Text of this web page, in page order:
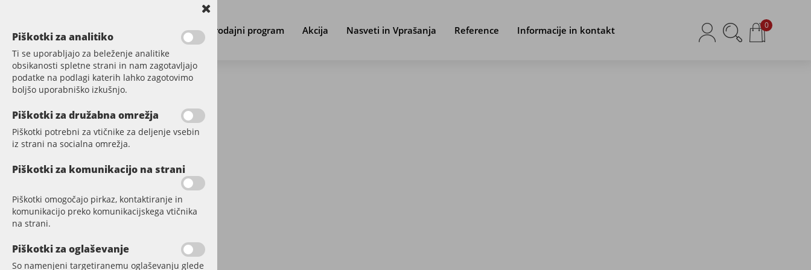
Prodajni program Akcija Nasveti in Vprašanja Reference Informacije in kontakt 0
PARKET
VINIL
DODATNI MATERIAL
TERASE
LETVE
Piškotki za analitiko
Ti se uporabljajo za beleženje analitike
obsikanosti spletne strani in nam zagotavljajo
podatke na podlagi katerih lahko zagotovimo
boljšo uporabniško izkušnjo.
Piškotki za družabna omrežja
Piškotki potrebni za vtičnike za deljenje vsebin
iz strani na socialna omrežja.
Piškotki za komunikacijo na strani
Piškotki omogočajo pirkaz, kontaktiranje in
komunikacijo preko komunikacijskega vtičnika
na strani.
Piškotki za oglaševanje
So namenjeni targetiranemu oglaševanju glede